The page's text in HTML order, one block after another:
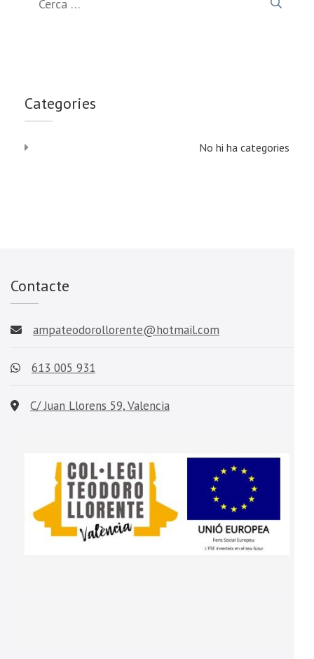
Categories
No hi ha categories
Contacte
ampateodorollorente@hotmail.com
613 005 931
C/ Juan Llorens 59, Valencia